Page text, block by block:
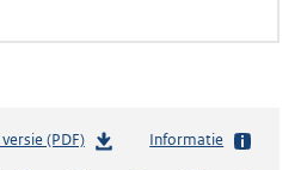
(PDF)b
Informatie